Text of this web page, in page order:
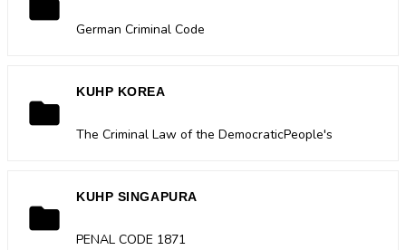
folder
German Criminal Code
folder
KUHP KOREA
The Criminal Law of the DemocraticPeople's
folder
KUHP SINGAPURA
PENAL CODE 1871